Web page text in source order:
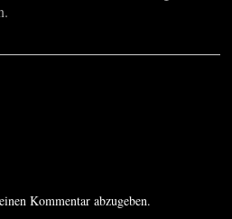
Kommentar abzugeben.